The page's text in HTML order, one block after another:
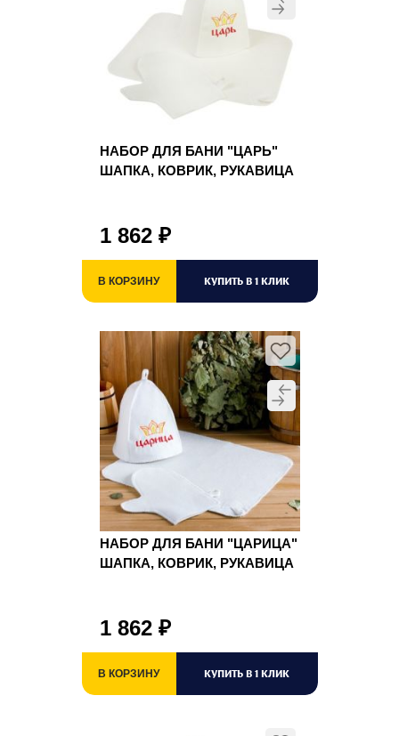
НАБОР ДЛЯ БАНИ "ЦАРЬ"
ШАПКА, КОВРИК, РУКАВИЦА
1 862 ₽
В КОРЗИНУ КУПИТЬ В 1 КЛИК
НАБОР ДЛЯ БАНИ "ЦАРИЦА"
ШАПКА, КОВРИК, РУКАВИЦА
1 862 ₽
В КОРЗИНУ КУПИТЬ В 1 КЛИК